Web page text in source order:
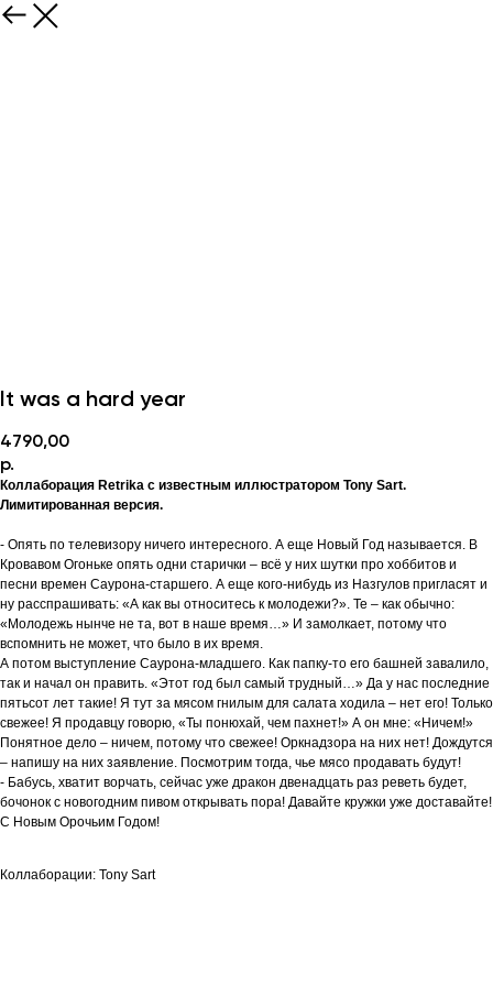
It was a hard year
4790,00
р.
Коллаборация Retrika с известным иллюстратором Tony Sart.
Лимитированная версия.
- Опять по телевизору ничего интересного. А еще Новый Год называется. В
Кровавом Огоньке опять одни старички – всё у них шутки про хоббитов и
песни времен Саурона-старшего. А еще кого-нибудь из Назгулов пригласят и
ну расспрашивать: «А как вы относитесь к молодежи?». Те – как обычно:
«Молодежь нынче не та, вот в наше время…» И замолкает, потому что
вспомнить не может, что было в их время.
А потом выступление Саурона-младшего. Как папку-то его башней завалило,
так и начал он править. «Этот год был самый трудный…» Да у нас последние
пятьсот лет такие! Я тут за мясом гнилым для салата ходила – нет его! Только
свежее! Я продавцу говорю, «Ты понюхай, чем пахнет!» А он мне: «Ничем!»
Понятное дело – ничем, потому что свежее! Оркнадзора на них нет! Дождутся
– напишу на них заявление. Посмотрим тогда, чье мясо продавать будут!
- Бабусь, хватит ворчать, сейчас уже дракон двенадцать раз реветь будет,
бочонок с новогодним пивом открывать пора! Давайте кружки уже доставайте!
С Новым Орочьим Годом!
Коллаборации: Tony Sart